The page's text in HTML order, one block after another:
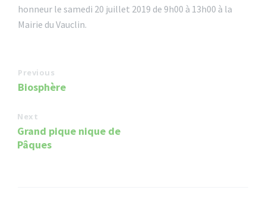
honneur le samedi 20 juillet 2019 de 9h00 à 13h00 à la
Mairie du Vauclin.
Previous
Biosphère
Next
Grand pique nique de
Pâques